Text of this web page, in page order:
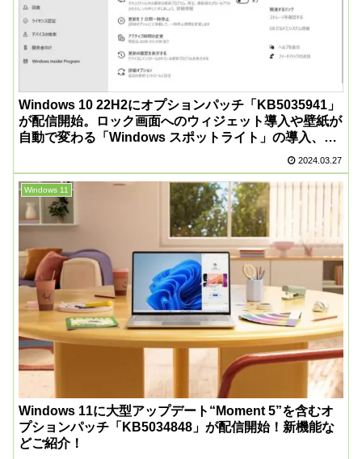
Windows 10 22H2にオプションパッチ「KB5035941」
が配信開始。ロック画面へのウィジェット導入や壁紙が
自動で変わる「Windows スポットライト」の導入、そ
の他不具合の改善など。必要に応じてインストールを
2024.03.27
Windows 11
Windows 11に大型アップデート“Moment 5”を含むオ
プションパッチ「KB5034848」が配信開始！新機能な
どご紹介！